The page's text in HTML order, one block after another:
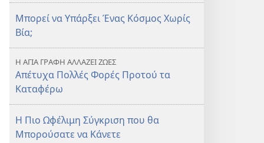
Μπορεί να Υπάρξει Ένας Κόσμος Χωρίς
Βία;
Η ΑΓΙΑ ΓΡΑΦΗ ΑΛΛΑΖΕΙ ΖΩΕΣ
Απέτυχα Πολλές Φορές Προτού τα
Καταφέρω
Η Πιο Ωφέλιμη Σύγκριση που θα
Μπορούσατε να Κάνετε